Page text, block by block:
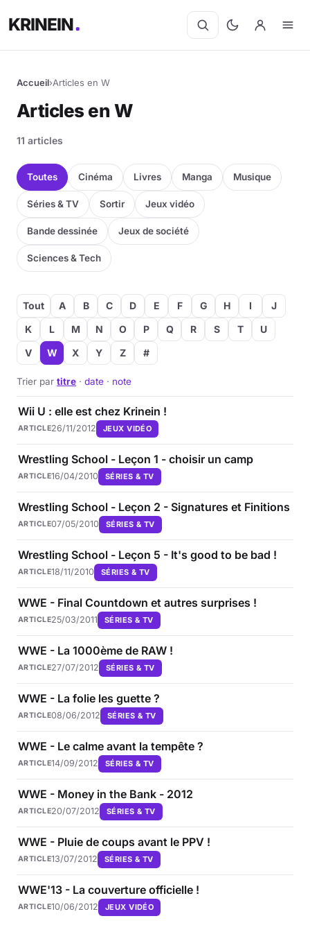
KRINEIN
Accueil›Articles en W
Articles en W
11 articles
Toutes Cinéma Livres Manga Musique
Séries & TV Sortir Jeux vidéo
Bande dessinée Jeux de société
Sciences & Tech
Tout A B C D E F G H I
J
K
L M N O P Q R S T
U
V
W X Y Z #
Trier par titre · date · note
Wii U : elle est chez Krinein !
ARTICLE26/11/2012 JEUX VIDÉO
Wrestling School - Leçon 1 - choisir un camp
ARTICLE16/04/2010 SÉRIES & TV
Wrestling School - Leçon 2 - Signatures et Finitions
ARTICLE07/05/2010 SÉRIES & TV
Wrestling School - Leçon 5 - It's good to be bad !
ARTICLE18/11/2010 SÉRIES & TV
WWE - Final Countdown et autres surprises !
ARTICLE25/03/2011 SÉRIES & TV
WWE - La 1000ème de RAW !
ARTICLE27/07/2012 SÉRIES & TV
WWE - La folie les guette ?
ARTICLE08/06/2012 SÉRIES & TV
WWE - Le calme avant la tempête ?
ARTICLE14/09/2012 SÉRIES & TV
WWE - Money in the Bank - 2012
ARTICLE20/07/2012 SÉRIES & TV
WWE - Pluie de coups avant le PPV !
ARTICLE13/07/2012 SÉRIES & TV
WWE'13 - La couverture officielle !
ARTICLE10/06/2012 JEUX VIDÉO